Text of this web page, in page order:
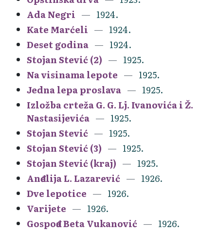
Ada Negri
1924.
Kate Marćeli
1924.
Deset godina
1924.
Stojan Stević (2)
1925.
Na visinama lepote
1925.
Jedna lepa proslava
1925.
Izložba crteža G. G. Lj. Ivanovića i Ž.
Nastasijevića
1925.
Stojan Stević
1925.
Stojan Stević (3)
1925.
Stojan Stević (kraj)
1925.
Anđelija L. Lazarević
1926.
Dve lepotice
1926.
Varijete
1926.
Gospođa Beta Vukanović
1926.